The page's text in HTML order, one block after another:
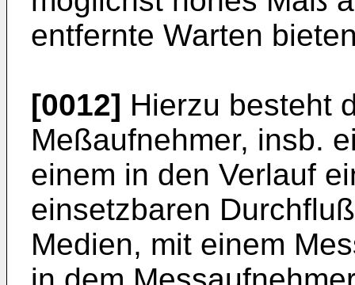
entfernte Warten
[0012] Hierzu besteht
Meßaufnehmer, insb.
einem in den Verlauf
einsetzbaren
Medien, mit einem